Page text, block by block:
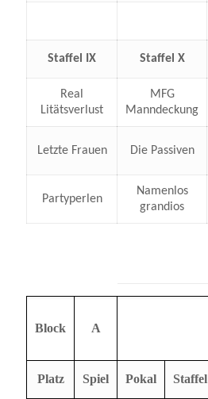
Staffel IX Staffel X
Real
Litätsverlust
MFG
Manndeckung
Letzte Frauen Die Passiven
Partyperlen
Namenlos
grandios
Block A
Platz Spiel Pokal Staffel